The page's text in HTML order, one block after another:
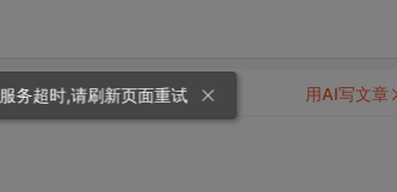
用AI写文章
服务超时,请刷新页面重试